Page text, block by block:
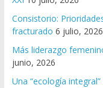
Consistorio:
fracturado 6 julio, 2026
Más liderazgo
junio, 2026
Una “ecología